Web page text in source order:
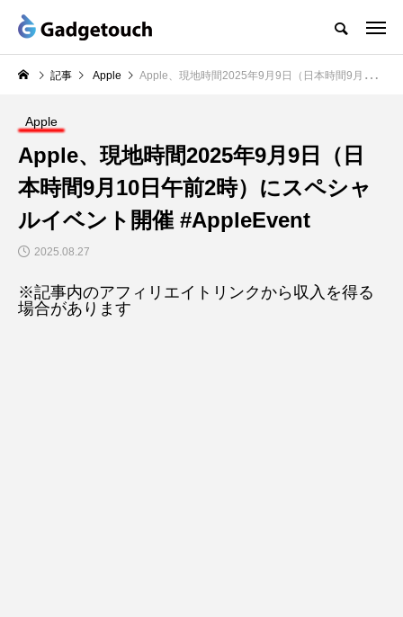
記事 Apple Apple、現地時間2025年9月9日（日本時間9月10日午前2時）にスペシャルイベント開催 #AppleEvent
Apple
Apple、現地時間2025年9月9日（日
本時間9月10日午前2時）にスペシャ
ルイベント開催 #AppleEvent
2025.08.27
※記事内のアフィリエイトリンクから収入を得る
場合があります